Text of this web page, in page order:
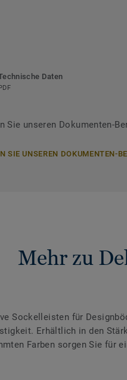
Daten
PDF
Sie unseren Dokumenten-
SIE UNSEREN DOKUMENTEN-
Mehr zu
Sockelleisten für
Erhältlich in den
Farben sorgen Sie für